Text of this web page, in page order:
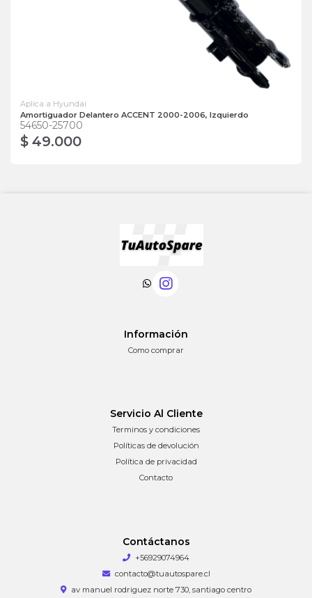
Aplica a Hyundai
Amortiguador Delantero ACCENT 2000-2006, Izquierdo
54650-25700
$ 49.000
Información
Como comprar
Servicio Al Cliente
Terminos y condiciones
Políticas de devolución
Política de privacidad
Contacto
Contáctanos
+56929074964
contacto@tuautospare.cl
av manuel rodriguez norte 730, santiago centro